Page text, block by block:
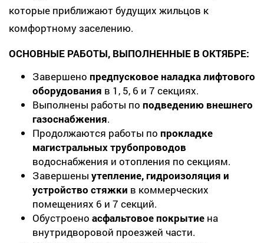
которые приближают будущих жильцов к
комфортному заселению.
ОСНОВНЫЕ РАБОТЫ, ВЫПОЛНЕННЫЕ В ОКТЯБРЕ:
Завершено предпусковое наладка лифтового
оборудования в 1, 5, 6 и 7 секциях.
Выполнены работы по подведению внешнего
газоснабжения.
Продолжаются работы по прокладке
магистральных трубопроводов
водоснабжения и отопления по секциям.
Завершены утепление, гидроизоляция и
устройство стяжки в коммерческих
помещениях 6 и 7 секций.
Обустроено асфальтовое покрытие на
внутридворовой проезжей части.